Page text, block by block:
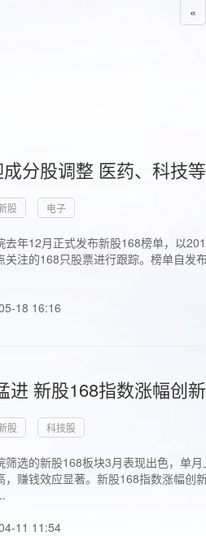
«
分股调整 医药、科技
股 电子
去年12月正式发布新股168榜单，以
关注的168只股票进行跟踪。榜单自发
18 16:16
进 新股168指数涨幅创
股 科技股
筛选的新股168板块3月表现出色，单
，赚钱效应显著。新股168指数涨幅创
11 11:54